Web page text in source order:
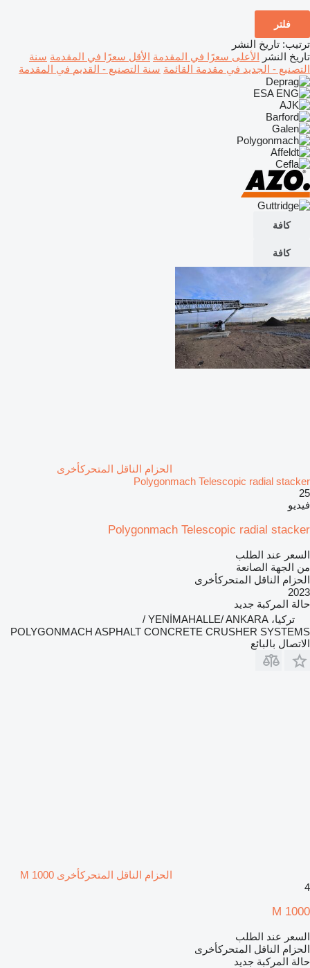
فلتر
ترتيب: تاريخ النشر
تاريخ النشر الأعلى سعرًا في المقدمة الأقل سعرًا في المقدمة سنة
التصنيع - الجديد في مقدمة القائمة سنة التصنيع - القديم في المقدمة
كافة
كافة
الحزام الناقل المتحركأخرى
Polygonmach Telescopic radial stacker
25
فيديو
Polygonmach Telescopic radial stacker
السعر عند الطلب
من الجهة الصانعة
الحزام الناقل المتحركأخرى
2023
حالة المركبة جديد
تركيا، YENİMAHALLE/ ANKARA /
POLYGONMACH ASPHALT CONCRETE CRUSHER SYSTEMS
الاتصال بالبائع
الحزام الناقل المتحركأخرى M 1000
4
M 1000
السعر عند الطلب
الحزام الناقل المتحركأخرى
حالة المركبة جديد